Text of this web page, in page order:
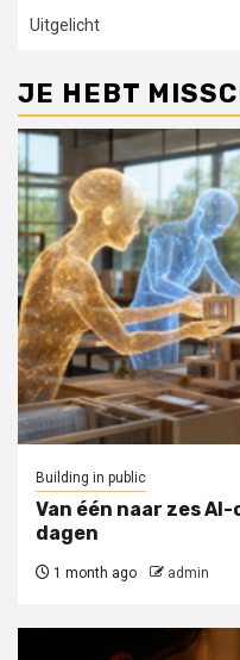
Uitgelicht
JE HEBT
Building in public
Van één naar zes
dagen
1 month ago admin